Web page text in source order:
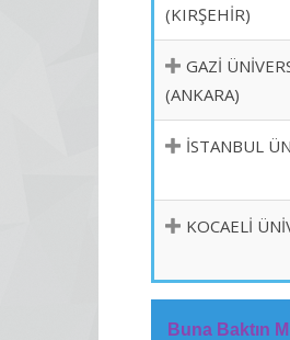
(KIRŞEHİR)
GAZİ
(ANKARA)
İSTANBUL
KOCAELİ
Buna Baktın